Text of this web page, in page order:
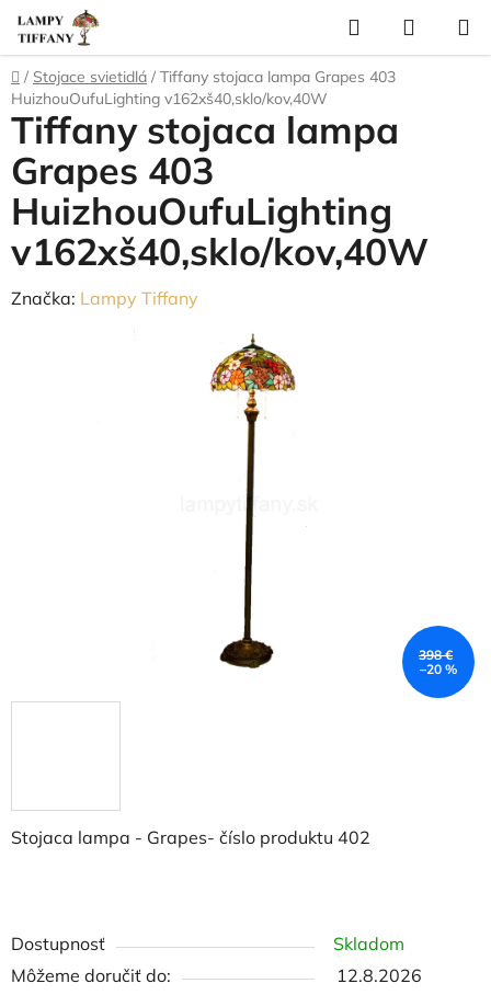
Prejsť
na
obsah
Hľadať
KOŠÍK
Domov
/ Stojace svietidlá / Tiffany stojaca lampa Grapes 403
HuizhouOufuLighting v162xš40,sklo/kov,40W
Stojaca lampa - Grapes- číslo produktu 402
Dostupnosť
Skladom
Môžeme doručiť do:
12.8.2026
Tiffany stojaca lampa
Grapes 403
HuizhouOufuLighting
v162xš40,sklo/kov,40W
Značka: Lampy Tiffany
398 €
–20 %